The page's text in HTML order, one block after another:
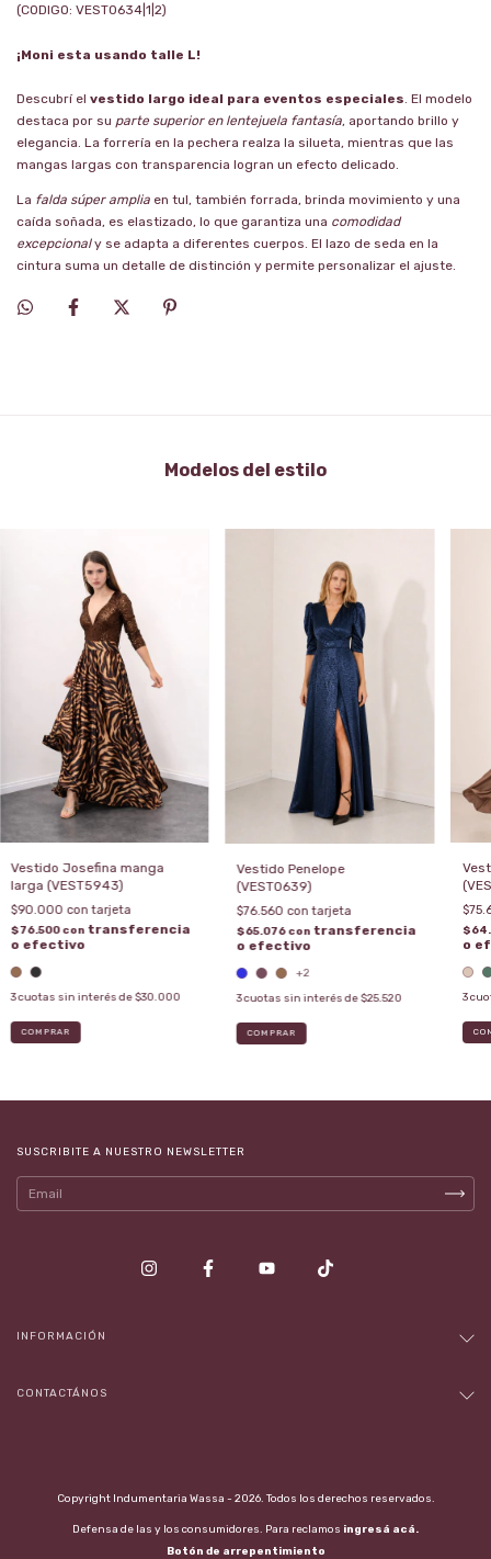
(CODIGO: VEST0634|1|2)
¡Moni esta usando talle L!
Descubrí el vestido largo ideal para eventos especiales. El modelo
destaca por su parte superior en lentejuela fantasía, aportando brillo y
elegancia. La forrería en la pechera realza la silueta, mientras que las
mangas largas con transparencia logran un efecto delicado.
La falda súper amplia en tul, también forrada, brinda movimiento y una
caída soñada, es elastizado, lo que garantiza una comodidad
excepcionaly se adapta a diferentes cuerpos. El lazo de seda en la
cintura suma un detalle de distinción y permite personalizar el ajuste.
Modelos del estilo
Vestido Josefina manga
larga (VEST5943)
$90.000
$76.500con
3cuotas sin interés de$30.000
COMPRAR
Vestido Penelope
(VEST0639)
$76.560
$65.076con
+2
3cuotas sin interés de$25.520
COMPRAR
3
SUSCRIBITE A NUESTRO NEWSLETTER
INFORMACIÓN
CONTACTÁNOS
Copyright Indumentaria Wassa - 2026. Todos los derechos reservados.
Defensa de las y los consumidores. Para reclamos ingresá acá.
Botón de arrepentimiento